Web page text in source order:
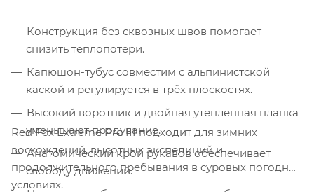
Конструкция без сквозных швов помогает
снизить теплопотери.
Капюшон-тубус совместим с альпинистской
каской и регулируется в трёх плоскостях.
Высокий воротник и двойная утеплённая планка
уменьшают продувание.
Анатомический крой рукавов обеспечивает
свободу движений.
Red Fox Extreme Pro III подходит для зимних
восхождений, высотных экспедиций и
продолжительного пребывания в суровых погодных
условиях.